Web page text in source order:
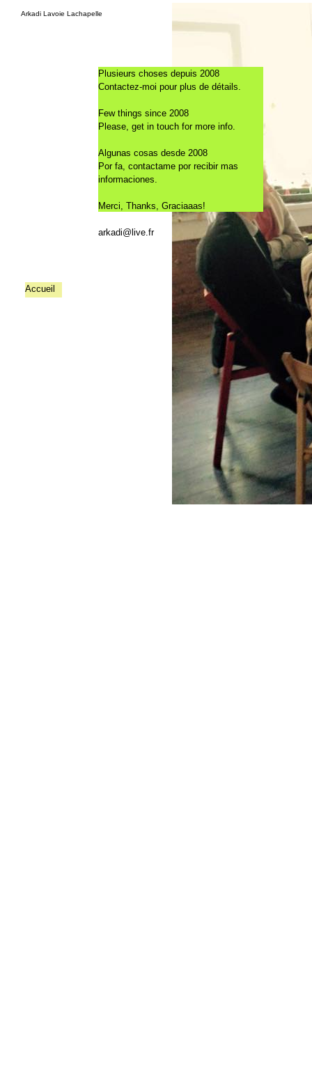
Accueil
Plusieurs choses depuis 2008
Contactez-moi pour plus de détails.
Few things since 2008
Please, get in touch for more info.
Algunas cosas desde 2008
Por fa, contactame por recibir mas
informaciones.
Merci, Thanks, Graciaaas!
arkadi@live.fr
Arkadi Lavoie Lachapelle